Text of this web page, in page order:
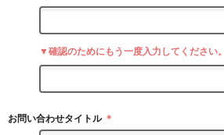
▼確認のためにもう一度入力してください。
お問い合わせタイトル ＊